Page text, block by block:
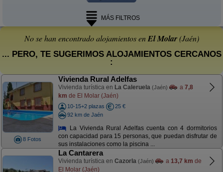
MÁS FILTROS
No se han encontrado alojamientos enEl Molar(Jaén)
... PERO, TE SUGERIMOS ALOJAMIENTOS CERCANOS
:
8 Fotos
Vivienda Rural Adelfas
Vivienda turística en La Caleruela (Jaén) a 7,8
km de El Molar (Jaén)
10-15+2 plazas
25 €
92 km de Jaén
La Vivienda Rural Adelfas cuenta con 4 dormitorios
con capacidad para 15 personas, que puedan disfrutar de
sus instalaciones como la piscina ...
La Cantarera
Vivienda turística en Cazorla (Jaén) a 13,7 km de
El Molar (Jaén)